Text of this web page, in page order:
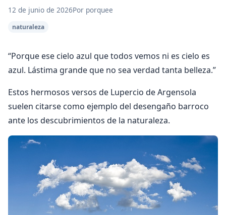
12 de junio de 2026Por porquee
naturaleza
“Porque ese cielo azul que todos vemos ni es cielo es
azul. Lástima grande que no sea verdad tanta belleza.”
Estos hermosos versos de Lupercio de Argensola
suelen citarse como ejemplo del desengaño barroco
ante los descubrimientos de la naturaleza.